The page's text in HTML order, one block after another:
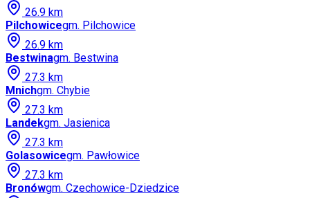
26.9 km
Pilchowicegm. Pilchowice
26.9 km
Bestwinagm. Bestwina
27.3 km
Mnichgm. Chybie
27.3 km
Landekgm. Jasienica
27.3 km
Golasowicegm. Pawłowice
27.3 km
Bronówgm. Czechowice-Dziedzice